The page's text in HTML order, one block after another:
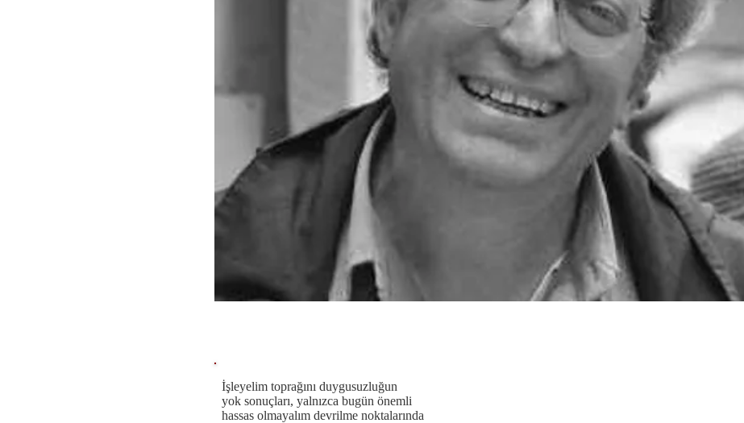
İşleyelim toprağını duygusuzluğun
yok sonuçları, yalnızca bugün önemli
hassas olmayalım devrilme noktalarında